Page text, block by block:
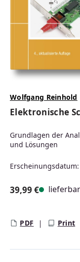
Wolfgang Reinhold
Elektronische
Grundlagen der
und Lösungen
39,99 € lieferbar
PDF Print